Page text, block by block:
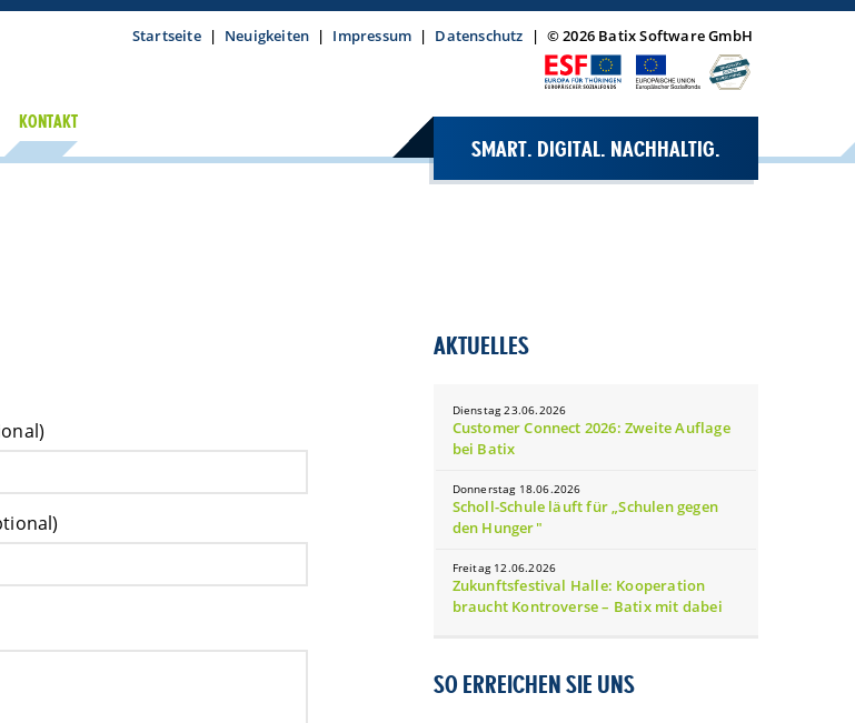
Startseite | Neuigkeiten | Impressum | Datenschutz | © 2026 Batix Software GmbH
SMART. DIGITAL. NACHHALTIG.
KONTAKT
AKTUELLES
Dienstag 23.06.2026
Customer Connect 2026: Zweite Auflage
bei Batix
Donnerstag 18.06.2026
Scholl-Schule läuft für „Schulen gegen
den Hunger"
Freitag 12.06.2026
Zukunftsfestival Halle: Kooperation
braucht Kontroverse – Batix mit dabei
SO ERREICHEN SIE UNS